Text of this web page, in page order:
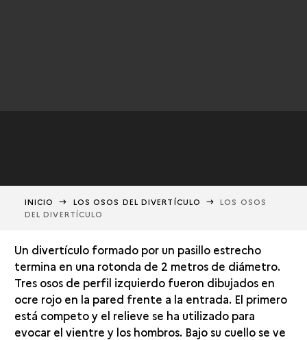
INICIO LOS OSOS DEL DIVERTÍCULO
LOS OSOS
DEL DIVERTÍCULO
Un divertículo formado por un pasillo estrecho
termina en una rotonda de 2 metros de diámetro.
Tres osos de perfil izquierdo fueron dibujados en
ocre rojo en la pared frente a la entrada. El primero
está competo y el relieve se ha utilizado para
evocar el vientre y los hombros. Bajo su cuello se ve